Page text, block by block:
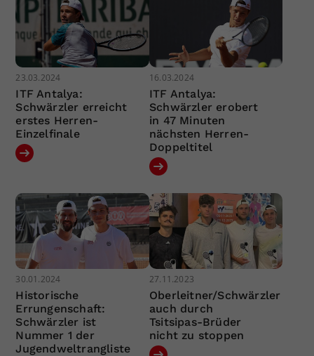
23.03.2024
ITF Antalya:
Schwärzler erreicht
erstes Herren-
Einzelfinale
16.03.2024
ITF Antalya:
Schwärzler erobert
in 47 Minuten
nächsten Herren-
Doppeltitel
30.01.2024
Historische
Errungenschaft:
Schwärzler ist
Nummer 1 der
Jugendweltrangliste
27.11.2023
Oberleitner/Schwärzler
auch durch
Tsitsipas-Brüder
nicht zu stoppen